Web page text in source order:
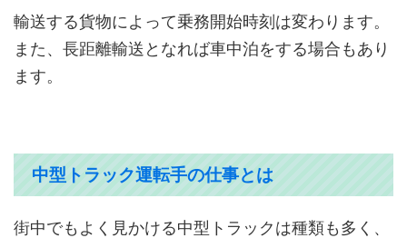
輸送する貨物によって乗務開始時刻は変わります。
また、長距離輸送となれば車中泊をする場合もあり
ます。
中型トラック運転手の仕事とは
街中でもよく見かける中型トラックは種類も多く、